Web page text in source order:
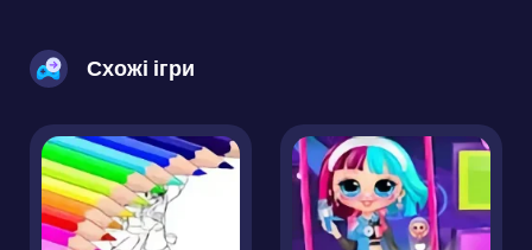
Схожі ігри